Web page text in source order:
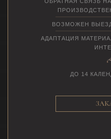
ВОЗМОЖЕН
АДАПТАЦИЯ
ДО 14